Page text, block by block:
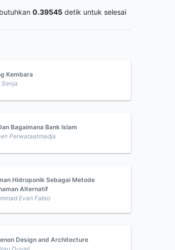
0.39545 detik untuk selesai
Kembara
Bagaimana Bank Islam
Perwataatmadja
Hidroponik Sebagai Metode
Alternatif
Evan Fabio
Design and Architecture